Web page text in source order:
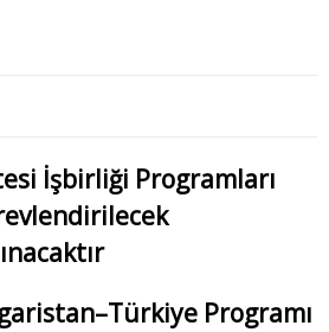
İşbirliği Programları
Programı